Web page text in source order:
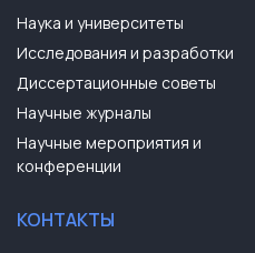
Наука и университеты
Исследования и разработки
Диссертационные советы
Научные журналы
Научные мероприятия и
конференции
КОНТАКТЫ